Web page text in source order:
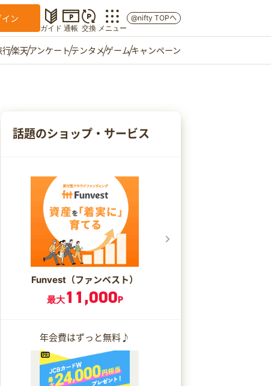
イン
ガイド 通帳 交換 メニュー
@nifty TOPへ
行楽天アンケートテンタメゲームキャンペーン
話題のショップ・サービス
Funvest（ファンベスト）
最大11,000P
年会費はずっと無料♪